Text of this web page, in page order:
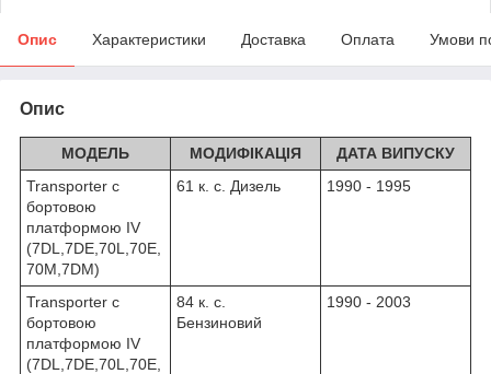
Опис Характеристики Доставка Оплата Умови
Опис
МОДЕЛЬ МОДИФІКАЦІЯ
ДАТА ВИПУСКУ
Transporter c
бортовою
платформою IV
(7DL,7DE,70L,70E,
70M,7DM)
61 к. с. Дизель 1990 - 1995
Transporter c
бортовою
платформою IV
(7DL,7DE,70L,70E,
84 к. с.
Бензиновий
1990 - 2003